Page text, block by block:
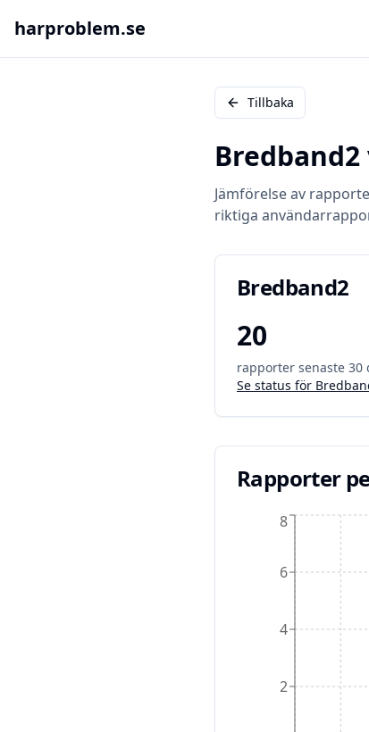
harproblem.se
Tillbaka
Bredband2
Jämförelse av
riktiga
Bredband2
20
rapporter senaste 30
Se status för
Rapporter
2
4
6
8